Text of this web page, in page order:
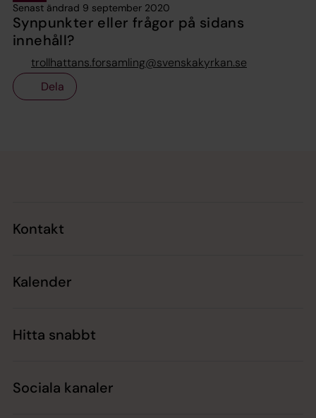
Senast ändrad 9 september 2020
Synpunkter eller frågor på sidans
innehåll?
trollhattans.forsamling@svenskakyrkan.se
Dela
Kontakt
Kalender
Hitta snabbt
Sociala kanaler